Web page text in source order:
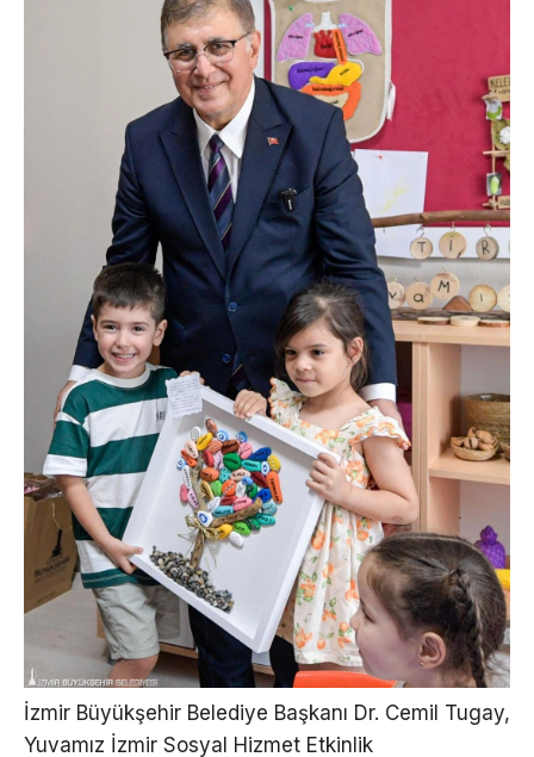
İzmir Büyükşehir Belediye Başkanı Dr. Cemil Tugay,
Yuvamız İzmir Sosyal Hizmet Etkinlik